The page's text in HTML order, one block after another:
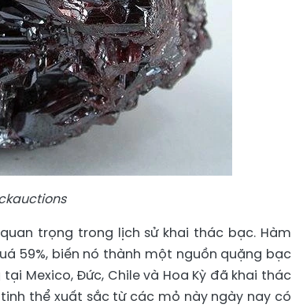
trọng trong lịch sử khai thác bạc. Hàm
59%, biến nó thành một nguồn quặng bạc
Mexico, Đức, Chile và Hoa Kỳ đã khai thác
thể xuất sắc từ các mỏ này ngày nay có